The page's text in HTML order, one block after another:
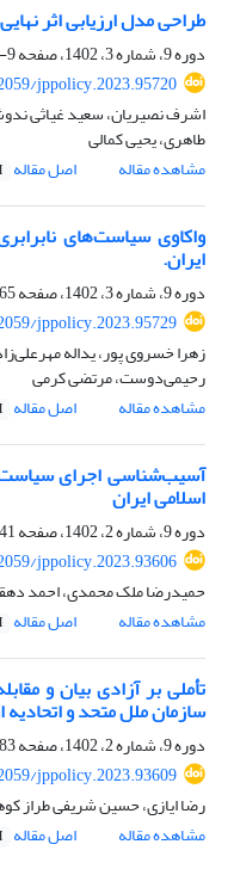
طراحی مدل ارزیابی اثر
دوره 9، شماره 3، 1402، صفحه
9-24
jppolicy.2023.95720
اشرف نصیریان، سعید غیاثی
طاهری، یحیی کمالی
مشاهده مقاله
اصل مقاله
واکاوی سیاست‌های
ایران.
دوره 9، شماره 3، 1402، صفحه
jppolicy.2023.95729
زهرا خسروی پور، یداله
رحیمی‌دوست، مرتضی کرمی
مشاهده مقاله
اصل مقاله
آسیب‌شناسی اجرای
اسلامی ایران
دوره 9، شماره 2، 1402، صفحه
41-53
jppolicy.2023.93606
حمیدرضا ملک‌ محمدی، احمد
مشاهده مقاله
اصل مقاله
تأملی بر آزادی بیان و
سازمان ملل متحد و اتحادیه
دوره 9، شماره 2، 1402، صفحه
83-96
jppolicy.2023.93609
رضا ایازی، حسین شریفی طراز
مشاهده مقاله
اصل مقاله